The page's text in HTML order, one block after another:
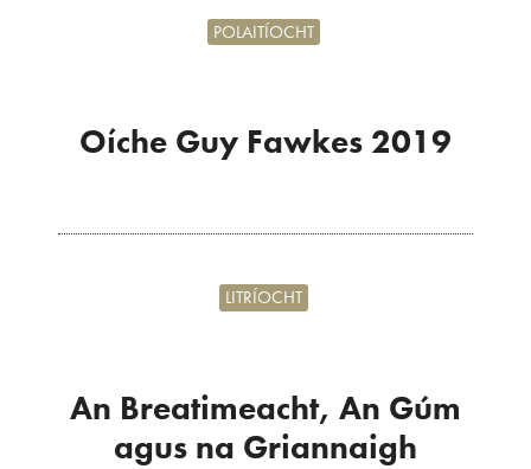
Oíche Guy Fawkes 2019
POLAITÍOCHT
An Breatimeacht, An Gúm
agus na Griannaigh
LITRÍOCHT